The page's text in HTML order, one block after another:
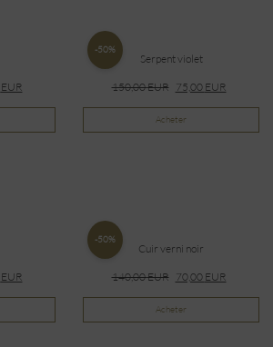
EUR
-50%
Serpent violet
150,00EUR 75,00 EUR
Acheter
EUR
-50%
Cuir verni noir
140,00EUR 70,00 EUR
Acheter